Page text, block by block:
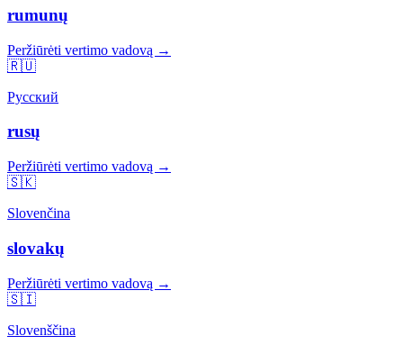
rumunų
Peržiūrėti vertimo vadovą →
🇷🇺
Русский
rusų
Peržiūrėti vertimo vadovą →
🇸🇰
Slovenčina
slovakų
Peržiūrėti vertimo vadovą →
🇸🇮
Slovenščina